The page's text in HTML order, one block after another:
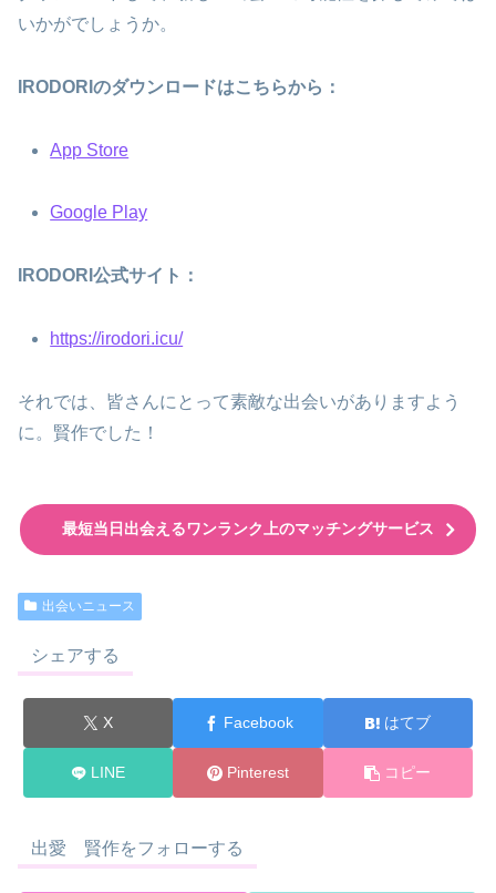
いかがでしょうか。
IRODORIのダウンロードはこちらから：
App Store
Google Play
IRODORI公式サイト：
https://irodori.icu/
それでは、皆さんにとって素敵な出会いがありますよう
に。賢作でした！
最短当日出会えるワンランク上のマッチングサービス
出会いニュース
シェアする
X Facebook はてブ
LINE Pinterest コピー
出愛 賢作をフォローする